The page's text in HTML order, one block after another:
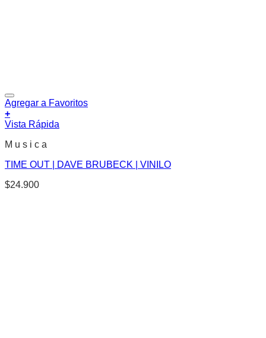
Agregar a Favoritos
+
Vista Rápida
M u s i c a
TIME OUT | DAVE BRUBECK | VINILO
$24.900